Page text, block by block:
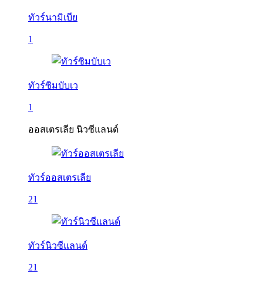
ทัวร์นามิเบีย
1
ทัวร์ซิมบับเว
1
ออสเตรเลีย นิวซีแลนด์
ทัวร์ออสเตรเลีย
21
ทัวร์นิวซีแลนด์
21